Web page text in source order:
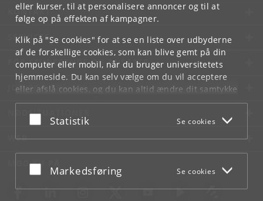
eller kurser, til at personalisere annoncer og til at
følge op på effekten af kampagner.
Klik på "Se cookies" for at se en liste over udbyderne
af de forskellige cookies, som kan blive gemt på din
computer eller mobil, når du bruger universitetets
hjemmeside. Du kan selv vælge om du vil acceptere
eller afslå cookies, og du kan altid ændre dit samtykke
underCookie- og privatlivspolitiksom du finder i
bunden af hver side.
Acceptér eller afslå
Statistik Se cookies
Acceptér eller afslå
Markedsføring Se cookies
KONTAKT
SERVICES
FOR STUDERENDE OG ANSATTE
JOB OG KARRIERE
NØDSITUATIONER
WEB
MØD KU PÅ